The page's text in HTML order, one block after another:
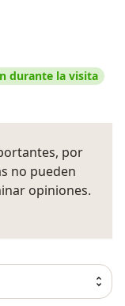
durante la visita
por
no pueden
opiniones.